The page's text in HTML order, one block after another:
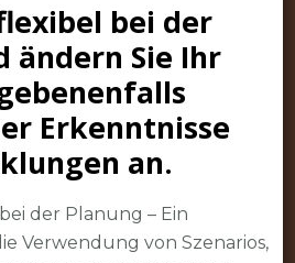
bei der
ändern Sie Ihr
Erkenntnisse
an.
der Planung – Ein
Verwendung von Szenarios,